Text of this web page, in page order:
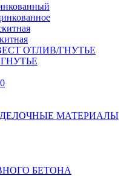
ОТЛИВ/ГНУТЬЕ
МАТЕРИАЛЫ
БЕТОНА